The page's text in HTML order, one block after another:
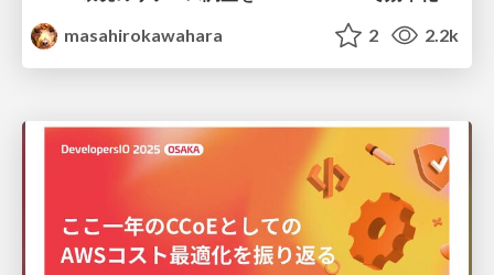
masahirokawahara
2 2.2k